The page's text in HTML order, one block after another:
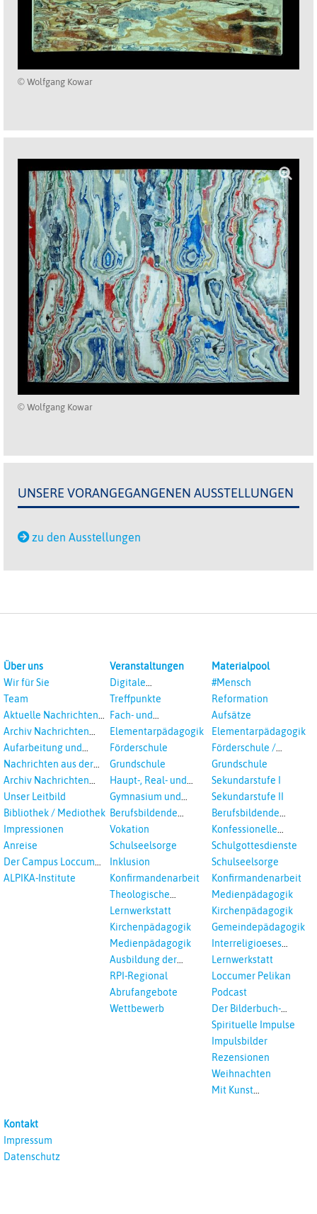
© Wolfgang Kowar
© Wolfgang Kowar
UNSERE VORANGEGANGENEN AUSSTELLUNGEN
zu den Ausstellungen
Über uns
Wir für Sie
Team
Aktuelle Nachrichten
aus dem RPI
Archiv Nachrichten
aus dem RPI ab 2018
Aufarbeitung und
Prävention
Landeskirche und EKD
Nachrichten aus der
Landeskirche
Archiv Nachrichten
aus der Landeskirche
Unser Leitbild
Bibliothek / Mediothek
Impressionen
Anreise
Der Campus Loccum
und Loccumer
ALPIKA-Institute
Veranstaltungen
Digitale
Veranstaltungen
Treffpunkte
Fach- und
Studientagungen
Elementarpädagogik
Förderschule
Grundschule
Haupt-, Real- und
Oberschule
Gymnasium und
Gesamtschule
Berufsbildende
Schulen
Vokation
Schulseelsorge
Inklusion
Konfirmandenarbeit
Theologische
Fortbildungen,
Interreligöses Lernen
Lernwerkstatt
Kirchenpädagogik
Medienpädagogik
Ausbildung der
Vikar*innen
RPI-Regional
Abrufangebote
Wettbewerb
Materialpool
#Mensch
Reformation
Aufsätze
Elementarpädagogik
Förderschule /
Inklusion
Grundschule
Sekundarstufe I
Sekundarstufe II
Berufsbildende
Schulen
Konfessionelle
Kooperation
Schulgottesdienste
Schulseelsorge
Konfirmandenarbeit
Medienpädagogik
Kirchenpädagogik
Gemeindepädagogik
Interreligioeses
Lernen
Lernwerkstatt
Loccumer Pelikan
Podcast
Der Bilderbuch-
Podcast
Spirituelle Impulse
Impulsbilder
Rezensionen
Weihnachten
Mit Kunst
Kontakt
Impressum
Datenschutz